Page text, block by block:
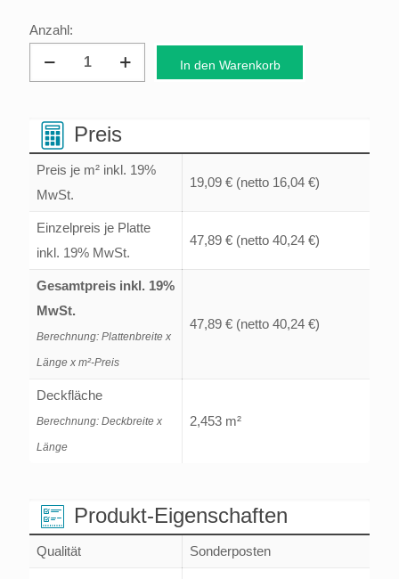
Preis
Preis je m² inkl. 19%
MwSt.
19,09 € (netto 16,04 €)
Einzelpreis je Platte
inkl. 19% MwSt.
47,89 € (netto 40,24 €)
Gesamtpreis inkl. 19%
MwSt.
Berechnung: Plattenbreite x
Länge x m²-Preis
47,89 € (netto 40,24 €)
Deckfläche
Berechnung: Deckbreite x
Länge
2,453 m²
Produkt-Eigenschaften
Qualität Sonderposten
Dachprofil
Trapezblech
Menge
In den Warenkorb